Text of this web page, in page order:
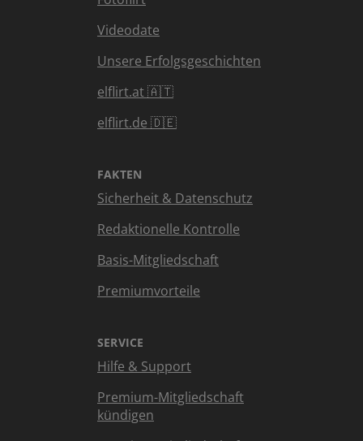
Videodate
Unsere Erfolgsgeschichten
elflirt.at 🇦🇹
elflirt.de 🇩🇪
FAKTEN
Sicherheit & Datenschutz
Redaktionelle Kontrolle
Basis-Mitgliedschaft
Premiumvorteile
SERVICE
Hilfe & Support
Premium-Mitgliedschaft
kündigen